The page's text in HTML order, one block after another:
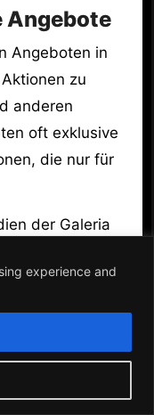
experience and
Angebote
Angeboten in
zu
anderen
oft exklusive
die nur für
der Galeria
Angeboten zu
in